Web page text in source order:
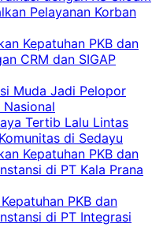
Pelayanan Korban
Kepatuhan PKB dan
CRM dan SIGAP
Muda Jadi Pelopor
Tertib Lalu Lintas
di Sedayu
Kepatuhan PKB dan
di PT Kala Prana
PKB dan
di PT Integrasi